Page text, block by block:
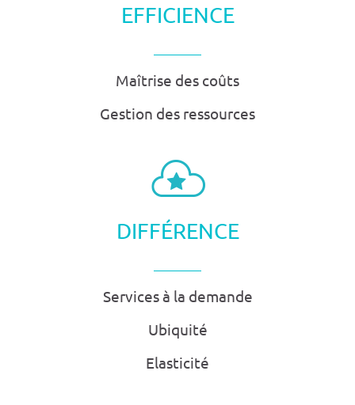
EFFICIENCE
Maîtrise des coûts
Gestion des ressources
DIFFÉRENCE
Services à la demande
Ubiquité
Elasticité